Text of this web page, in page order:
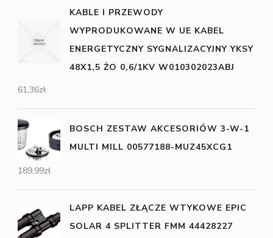
KABLE I PRZEWODY
WYPRODUKOWANE W UE KABEL
ENERGETYCZNY SYGNALIZACYJNY YKSY
48X1,5 ŻO 0,6/1KV W010302023ABJ
61,36zł
BOSCH ZESTAW AKCESORIÓW 3-W-1
MULTI MILL 00577188-MUZ45XCG1
189,99zł
LAPP KABEL ZŁĄCZE WTYKOWE EPIC
SOLAR 4 SPLITTER FMM 44428227